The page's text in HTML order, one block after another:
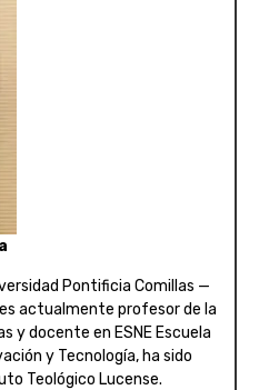
Pontificia Comillas —
actualmente profesor de la
y docente en ESNE Escuela
y Tecnología, ha sido
Teológico Lucense.